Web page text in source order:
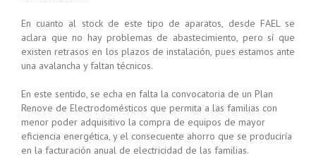
En cuanto al stock de este tipo de aparatos, desde FAEL se
aclara que no hay problemas de abastecimiento, pero sí que
existen retrasos en los plazos de instalación, pues estamos ante
una avalancha y faltan técnicos.
En este sentido, se echa en falta la convocatoria de un Plan
Renove de Electrodomésticos que permita a las familias con
menor poder adquisitivo la compra de equipos de mayor
eficiencia energética, y el consecuente ahorro que se produciría
en la facturación anual de electricidad de las familias.